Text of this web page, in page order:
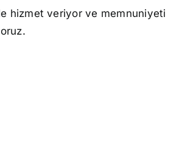
hizmet veriyor ve memnuniyeti